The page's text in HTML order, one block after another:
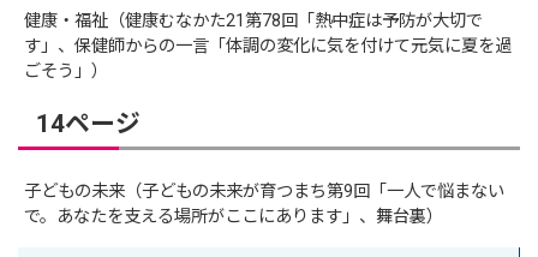
健康・福祉（健康むなかた21第78回「熱中症は予防が大切で
す」、保健師からの一言「体調の変化に気を付けて元気に夏を過
ごそう」）
14ページ
子どもの未来（子どもの未来が育つまち第9回「一人で悩まない
で。あなたを支える場所がここにあります」、舞台裏）